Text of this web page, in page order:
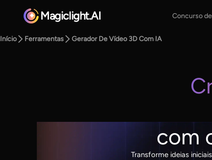
Magiclight.AI Concurso
Início Ferramentas Gerador De Vídeo 3D Com IA
com
Transforme ideias